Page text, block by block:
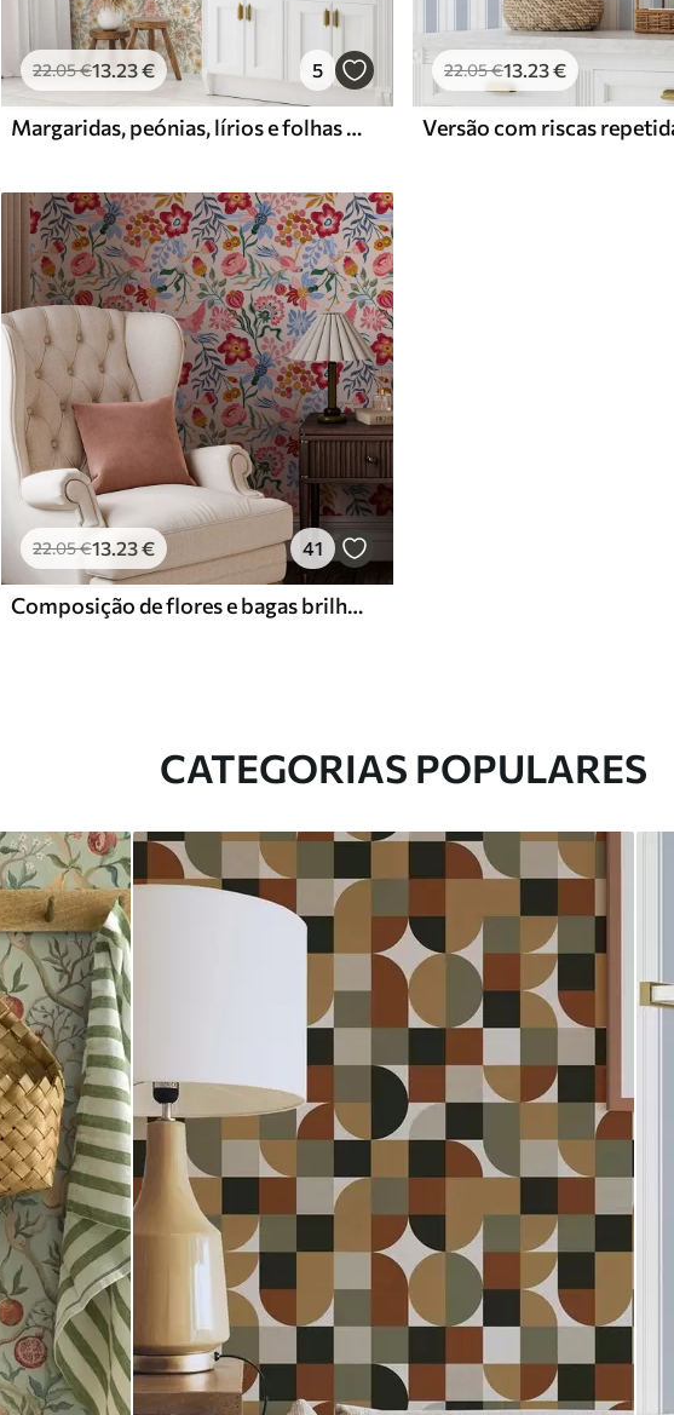
22.05€13.23€ 5
Margaridas, peónias, lírios e folhas em cores delicadas
22.05€13.23€
22.05€13.23€ 41
Composição de flores e bagas brilhantes com papagaios
CATEGORIAS POPULARES